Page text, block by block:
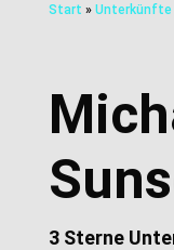
Start » Unterkünfte
3 Sterne